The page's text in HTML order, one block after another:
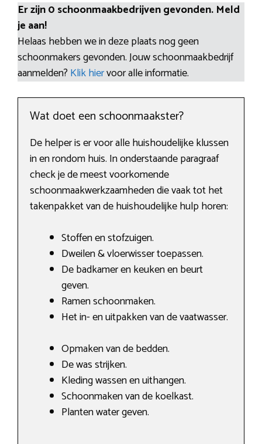
Er zijn 0 schoonmaakbedrijven gevonden. Meld
je aan!
Helaas hebben we in deze plaats nog geen
schoonmakers gevonden. Jouw schoonmaakbedrijf
aanmelden? Klik hiervoor alle informatie.
Wat doet een schoonmaakster?
De helper is er voor alle huishoudelijke klussen
in en rondom huis. In onderstaande paragraaf
check je de meest voorkomende
schoonmaakwerkzaamheden die vaak tot het
takenpakket van de huishoudelijke hulp horen:
Stoffen en stofzuigen.
Dweilen & vloerwisser toepassen.
De badkamer en keuken en beurt
geven.
Ramen schoonmaken.
Het in- en uitpakken van de vaatwasser.
Opmaken van de bedden.
De was strijken.
Kleding wassen en uithangen.
Schoonmaken van de koelkast.
Planten water geven.